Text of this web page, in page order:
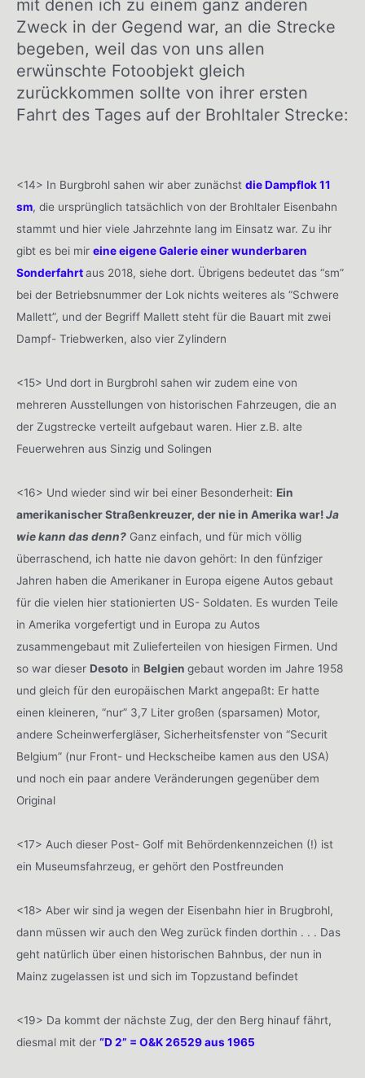
mit denen ich zu einem ganz anderen
Zweck in der Gegend war, an die Strecke
begeben, weil das von uns allen
erwünschte Fotoobjekt gleich
zurückkommen sollte von ihrer ersten
Fahrt des Tages auf der Brohltaler Strecke:
<14> In Burgbrohl sahen wir aber zunächst die Dampflok 11
sm, die ursprünglich tatsächlich von der Brohltaler Eisenbahn
stammt und hier viele Jahrzehnte lang im Einsatz war. Zu ihr
gibt es bei mir eine eigene Galerie einer wunderbaren
Sonderfahrtaus 2018, siehe dort. Übrigens bedeutet das “sm”
bei der Betriebsnummer der Lok nichts weiteres als “Schwere
Mallett”, und der Begriff Mallett steht für die Bauart mit zwei
Dampf- Triebwerken, also vier Zylindern
<15> Und dort in Burgbrohl sahen wir zudem eine von
mehreren Ausstellungen von historischen Fahrzeugen, die an
der Zugstrecke verteilt aufgebaut waren. Hier z.B. alte
Feuerwehren aus Sinzig und Solingen
<16> Und wieder sind wir bei einer Besonderheit: Ein
amerikanischer Straßenkreuzer, der nie in Amerika war!Ja
wie kann das denn? Ganz einfach, und für mich völlig
überraschend, ich hatte nie davon gehört: In den fünfziger
Jahren haben die Amerikaner in Europa eigene Autos gebaut
für die vielen hier stationierten US- Soldaten. Es wurden Teile
in Amerika vorgefertigt und in Europa zu Autos
zusammengebaut mit Zulieferteilen von hiesigen Firmen. Und
so war dieser Desoto in Belgien gebaut worden im Jahre 1958
und gleich für den europäischen Markt angepaßt: Er hatte
einen kleineren, “nur” 3,7 Liter großen (sparsamen) Motor,
andere Scheinwerfergläser, Sicherheitsfenster von “Securit
Belgium” (nur Front- und Heckscheibe kamen aus den USA)
und noch ein paar andere Veränderungen gegenüber dem
Original
<17> Auch dieser Post- Golf mit Behördenkennzeichen (!) ist
ein Museumsfahrzeug, er gehört den Postfreunden
<18> Aber wir sind ja wegen der Eisenbahn hier in Brugbrohl,
dann müssen wir auch den Weg zurück finden dorthin . . . Das
geht natürlich über einen historischen Bahnbus, der nun in
Mainz zugelassen ist und sich im Topzustand befindet
<19> Da kommt der nächste Zug, der den Berg hinauf fährt,
diesmal mit der “D 2” = O&K 26529 aus 1965